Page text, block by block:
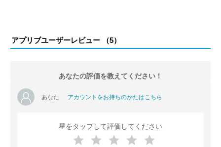
アプリブユーザーレビュー （5）
あなたの評価を教えてください！
あなた アカウントをお持ちのかたはこちら
星をタップして評価してください